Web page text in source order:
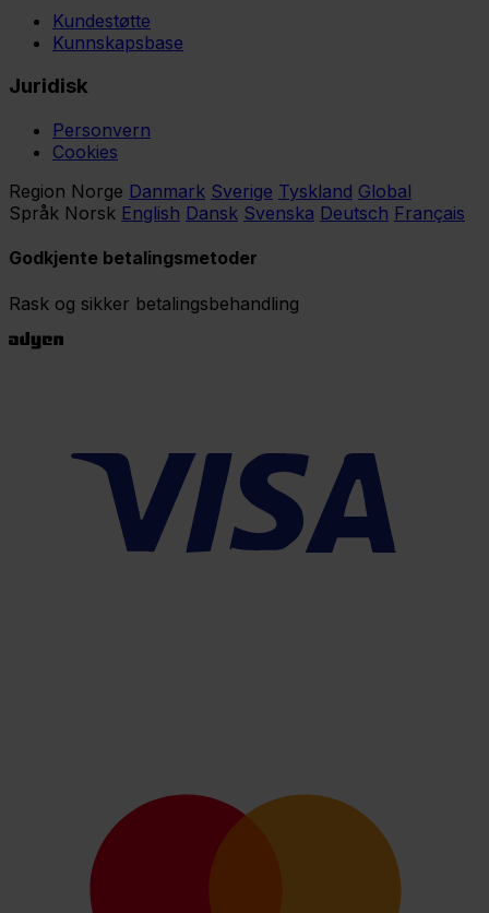
Kundestøtte
Kunnskapsbase
Juridisk
Personvern
Cookies
Region Norge Danmark Sverige Tyskland Global
Språk Norsk English Dansk Svenska Deutsch Français
Godkjente betalingsmetoder
Rask og sikker betalingsbehandling